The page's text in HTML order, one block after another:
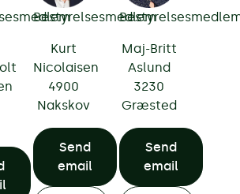
Bestyrelsesmedlem
Kurt
Nicolaisen
4900
Nakskov
Send
email
Maj-Britt
Aslund
3230
Græsted
Send
email